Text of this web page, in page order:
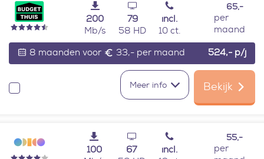
200
Mb/s
79
58 HD
incl.
10 ct.
65,-
per
maand
8 maanden voor
33,- per maand 524,- p/j
Meer info Bekijk
100
67
incl.
55,-
per